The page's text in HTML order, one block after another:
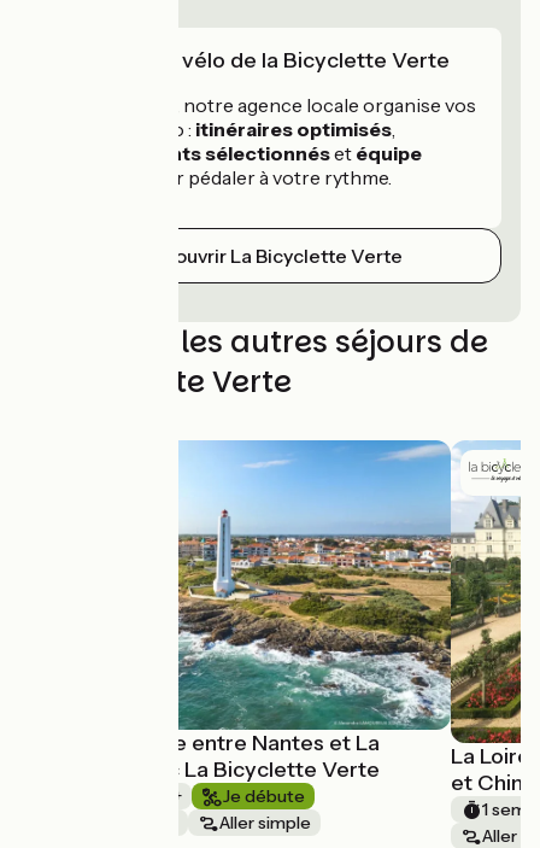
L'expertise vélo de la Bicyclette Verte
, notre agence locale organise vos
voyages à vélo : itinéraires optimisés,
hébergements sélectionnéset équipe
pour pédaler à votre rythme.
Découvrir La Bicyclette Verte
Découvrez les autres séjours de
La Bicyclette Verte
La Vélodyssée entre Nantes et La
Rochelle avec La Bicyclette Verte
1 semaine et +
Je débute
Aller simple
La Loire
et
1
Aller